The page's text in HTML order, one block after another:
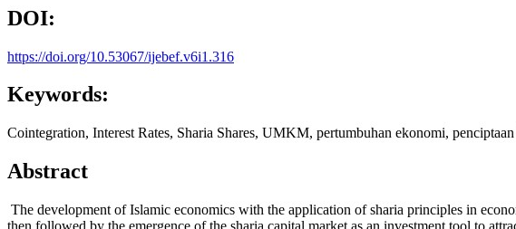
DOI:
https://doi.org/10.53067/ijebef.v6i1.316
Keywords:
Cointegration, Interest Rates, Sharia Shares, UMKM, pertumbuhan ekonomi,
Abstract
The development of Islamic economics with the application of sharia principles in